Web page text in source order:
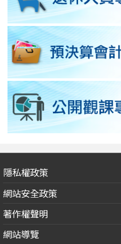
隱私權政策
網站安全政策
著作權聲明
網站導覽